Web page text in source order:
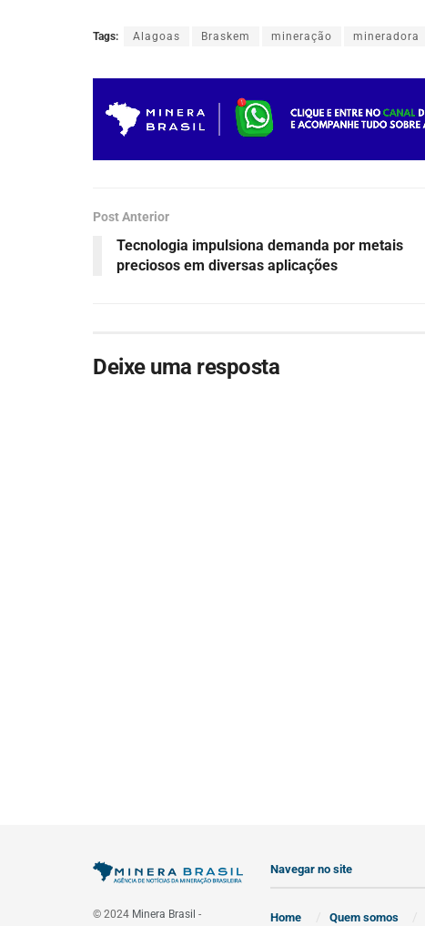
Tags: Alagoas Braskem mineração mineradora
Post Anterior
Tecnologia impulsiona demanda por metais
preciosos em diversas aplicações
Deixe uma resposta
© 2024 Minera Brasil -
Navegar no site
Home Quem somos